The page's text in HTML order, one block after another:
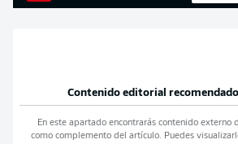
Contenido editorial
En este apartado encontrarás contenido externo
como complemento del artículo. Puedes